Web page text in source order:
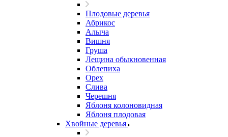
Плодовые деревья
Абрикос
Алыча
Вишня
Груша
Лещина обыкновенная
Облепиха
Орех
Слива
Черешня
Яблоня колоновидная
Яблоня плодовая
Хвойные деревья